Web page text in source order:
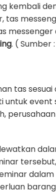
kembali
tas
messenger
. ( Sumber :
tas
untuk